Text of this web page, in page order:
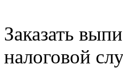
Заказать
налоговой